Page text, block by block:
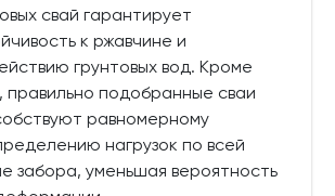
свай гарантирует
к ржавчине и
грунтовых вод. Кроме
правильно подобранные сваи
равномерному
нагрузок по всей
забора, уменьшая вероятность